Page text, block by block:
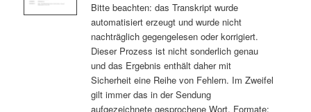
Bitte beachten: das Transkript wurde
automatisiert erzeugt und wurde nicht
nachträglich gegengelesen oder korrigiert.
Dieser Prozess ist nicht sonderlich genau
und das Ergebnis enthält daher mit
Sicherheit eine Reihe von Fehlern. Im Zweifel
gilt immer das in der Sendung
aufgezeichnete gesprochene Wort. Formate: